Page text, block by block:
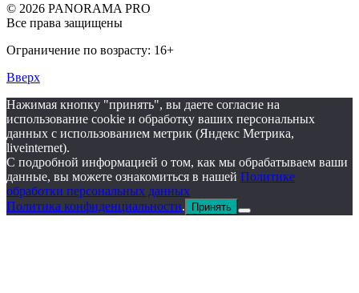
© 2026 PANORAMA PRO
Все права защищены
Ограничение по возрасту: 16+
Вверх
Нажимая кнопку "принять", вы даете согласие на
использование cookie и обработку ваших персональных
данных с использованием метрик (Яндекс Метрика,
liveinternet).
С подробной информацией о том, как мы обрабатываем ваши
данные, вы можете ознакомиться в нашей Политике
обработки персональных данных
Политика конфиденциальности. Принять